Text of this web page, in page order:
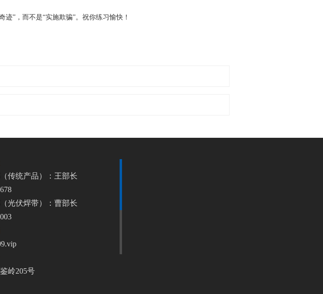
”，而不是“实施欺骗”。祝你练习愉快！
传统产品）：王部长
光伏焊带）：曹部长
岭205号